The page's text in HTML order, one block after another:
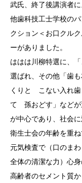
武氏、終了後講演者
他歯科技工士学校の
クション＜お口クル
ーがありました。
ははは川柳特選に、
選ばれ、その他「歯
くりと こない入れ
て 孫おどす」などが
が中心であり、社会
衛生士会の年齢を重
元気検査で（口のま
全体の清潔な力）心
高齢者のセメント質